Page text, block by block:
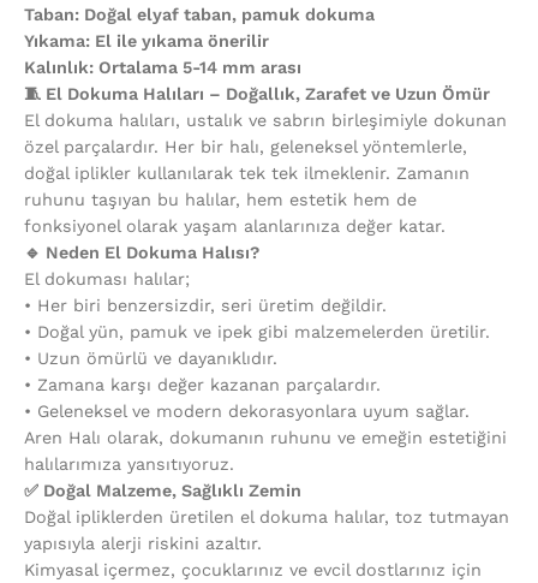
Taban: Doğal elyaf taban, pamuk dokuma
Yıkama: El ile yıkama önerilir
Kalınlık: Ortalama 5-14 mm arası
🧵 El Dokuma Halıları – Doğallık, Zarafet ve Uzun Ömür
El dokuma halıları, ustalık ve sabrın birleşimiyle dokunan
özel parçalardır. Her bir halı, geleneksel yöntemlerle,
doğal iplikler kullanılarak tek tek ilmeklenir. Zamanın
ruhunu taşıyan bu halılar, hem estetik hem de
fonksiyonel olarak yaşam alanlarınıza değer katar.
🔹 Neden El Dokuma Halısı?
El dokuması halılar;
•⁠ ⁠Her biri benzersizdir, seri üretim değildir.
•⁠ ⁠Doğal yün, pamuk ve ipek gibi malzemelerden üretilir.
•⁠ ⁠Uzun ömürlü ve dayanıklıdır.
•⁠ ⁠Zamana karşı değer kazanan parçalardır.
•⁠ ⁠Geleneksel ve modern dekorasyonlara uyum sağlar.
Aren Halı olarak, dokumanın ruhunu ve emeğin estetiğini
halılarımıza yansıtıyoruz.
✅ Doğal Malzeme, Sağlıklı Zemin
Doğal ipliklerden üretilen el dokuma halılar, toz tutmayan
yapısıyla alerji riskini azaltır.
Kimyasal içermez, çocuklarınız ve evcil dostlarınız için